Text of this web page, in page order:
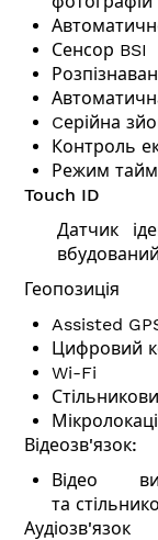
Сенсор BSI
Cерійна
Контроль
Режим
Touch ID
Датчик
Геопозиція
Assisted
Цифровий
Wi-Fi
Відеозв'язок:
Відео
та
Аудіозв'язок